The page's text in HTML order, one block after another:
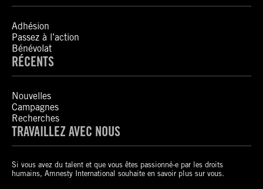
Adhésion
Passez à l’action
Bénévolat
RÉCENTS
Nouvelles
Campagnes
Recherches
TRAVAILLEZ AVEC NOUS
Si vous avez du talent et que vous êtes passionné-e par les droits
humains, Amnesty International souhaite en savoir plus sur vous.